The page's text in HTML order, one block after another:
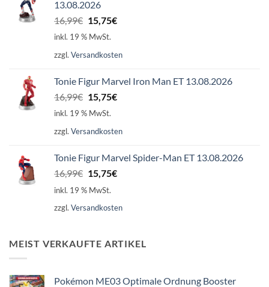
13.08.2026
16,99€ Ursprünglicher
Preis
16,99€
15,75€Aktueller
15,75€.
inkl. 19 % MwSt.
zzgl. Versandkosten
Tonie Figur Marvel Iron Man ET 13.08.2026
16,99€ Ursprünglicher
Preis
16,99€
15,75€Aktueller
15,75€.
inkl. 19 % MwSt.
zzgl. Versandkosten
Tonie Figur Marvel Spider-Man ET 13.08.2026
16,99€ Ursprünglicher
Preis
16,99€
15,75€Aktueller
15,75€.
inkl. 19 % MwSt.
zzgl. Versandkosten
MEIST VERKAUFTE ARTIKEL
Pokémon ME03 Optimale Ordnung Booster